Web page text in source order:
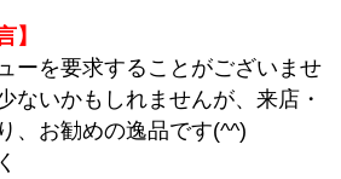
】
ーを要求することがございませ
ないかもしれませんが、来店・
、お勧めの逸品です(^^)
ド